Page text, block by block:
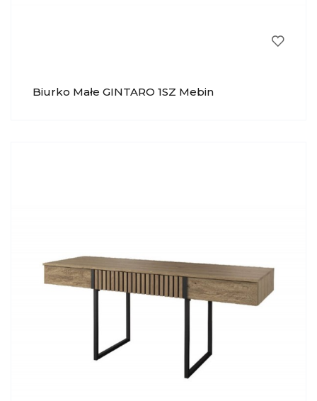
Biurko Małe GINTARO 1SZ Mebin